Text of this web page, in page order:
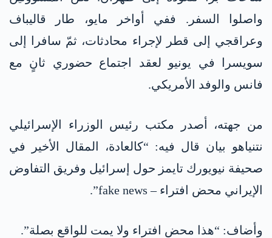
واصلوا السفر. ففي أواخر مايو، طار قاليباف
وعراقجي إلى قطر لإجراء محادثات، ثمّ سافرا إلى
سويسرا في يونيو لعقد اجتماع حضوري ثانٍ مع
فانس والوفد الأمريكي.
من جهته، أصدر مكتب رئيس الوزراء الإسرائيلي
نتنياهو بيان قال فيه: “كالعادة، المقال الأخير في
صحيفة نيويورك تايمز حول إسرائيل وفريق التفاوض
الإيراني محض افتراء – fake news”.
وأضاف: “هذا محض افتراء ولا يمت للواقع بصلة”.